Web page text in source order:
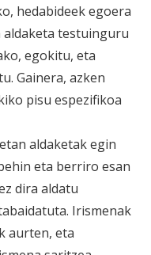
hedabideek egoera
testuinguru
egokitu, eta
Gainera, azken
pisu espezifikoa
aldaketak egin
eta berriro esan
dira aldatu
Irismenak
aurten, eta